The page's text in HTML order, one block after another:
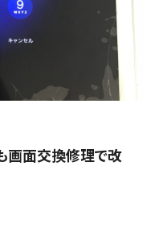
画面交換修理で改